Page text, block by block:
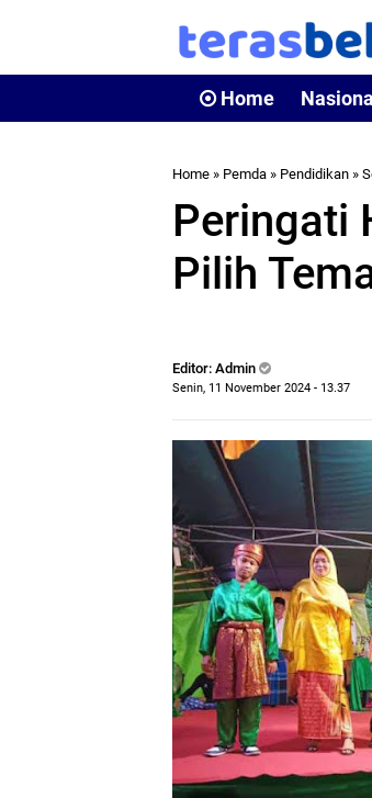
Home Nasional
Home » Pemda » Pendidikan »
Peringati
Pilih
Editor: Admin
Senin, 11 November 2024 - 13.37